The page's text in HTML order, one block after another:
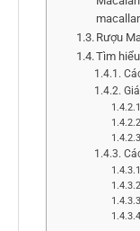
Rượu
Tìm